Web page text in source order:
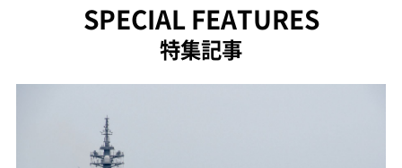
SPECIAL FEATURES
特集記事